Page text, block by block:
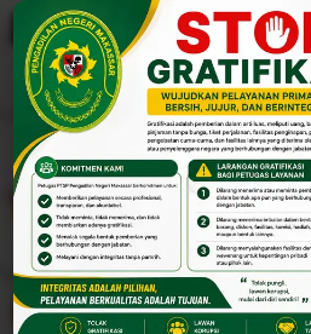
Please
website
includes
accessibility
system.Cari Cari
Layanan Publik Laporan